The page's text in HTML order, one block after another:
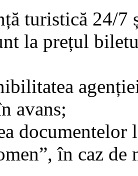
turistică 24/7
la prețul
avans;
documentelor
în caz de